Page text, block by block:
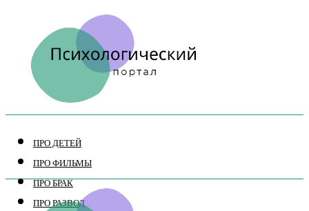
ПРО ДЕТЕЙ
ПРО ФИЛЬМЫ
ПРО БРАК
ПРО РАЗВОД